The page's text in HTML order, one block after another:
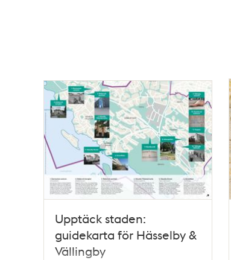
Upptäck staden:
guidekarta för Hässelby &
Vällingby